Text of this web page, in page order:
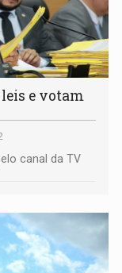
e votam
canal da TV